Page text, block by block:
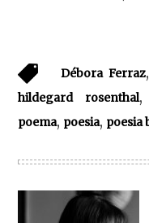
Débora Ferraz
hildegard rosenthal
poema, poesia, poesia